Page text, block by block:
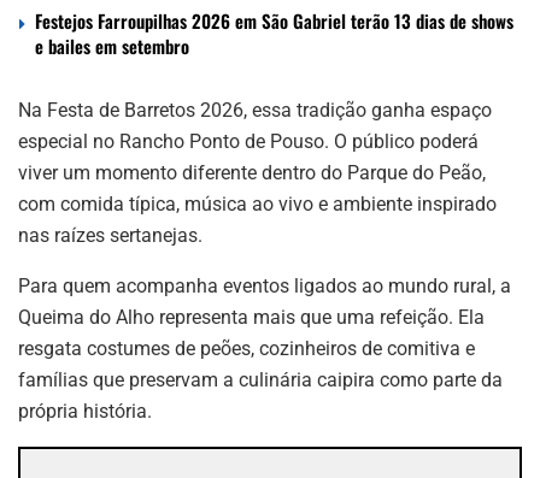
Festejos Farroupilhas 2026 em São Gabriel terão 13 dias de shows
e bailes em setembro
Na Festa de Barretos 2026, essa tradição ganha espaço
especial no Rancho Ponto de Pouso. O público poderá
viver um momento diferente dentro do Parque do Peão,
com comida típica, música ao vivo e ambiente inspirado
nas raízes sertanejas.
Para quem acompanha eventos ligados ao mundo rural, a
Queima do Alho representa mais que uma refeição. Ela
resgata costumes de peões, cozinheiros de comitiva e
famílias que preservam a culinária caipira como parte da
própria história.